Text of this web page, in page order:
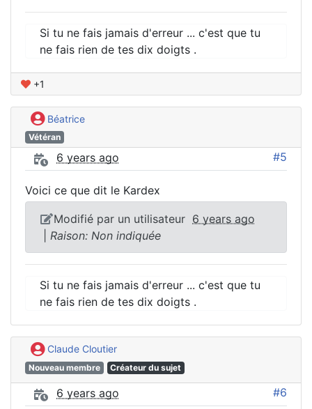
Si tu ne fais jamais d'erreur ... c'est que tu
ne fais rien de tes dix doigts .
+1
Béatrice
Vétéran
6 years ago #5
Voici ce que dit le Kardex
Modifié par un utilisateur 6 years ago
Raison: Non indiquée
Si tu ne fais jamais d'erreur ... c'est que tu
ne fais rien de tes dix doigts .
Claude Cloutier
Nouveau membre Créateur du sujet
6 years ago #6